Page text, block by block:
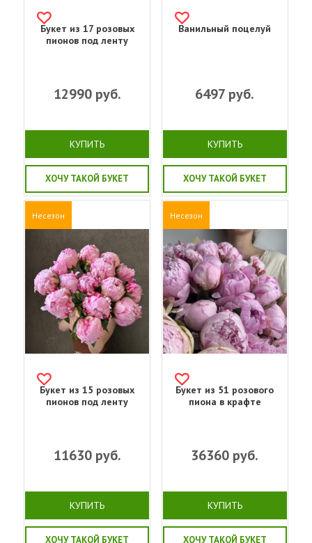
Букет из 17 розовых
пионов под ленту
12990руб.
КУПИТЬ
ХОЧУ ТАКОЙ БУКЕТ
Ванильный поцелуй
6497 руб.
КУПИТЬ
ХОЧУ ТАКОЙ БУКЕТ
Несезон
Букет из 15 розовых
пионов под ленту
11630руб.
КУПИТЬ
ХОЧУ ТАКОЙ БУКЕТ
Несезон
Букет из 51 розового
пиона в крафте
36360 руб.
КУПИТЬ
ХОЧУ ТАКОЙ БУКЕТ